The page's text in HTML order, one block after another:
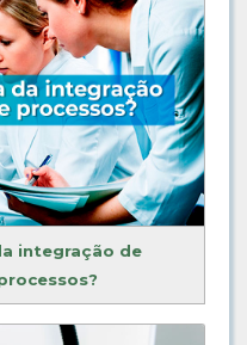
integração de